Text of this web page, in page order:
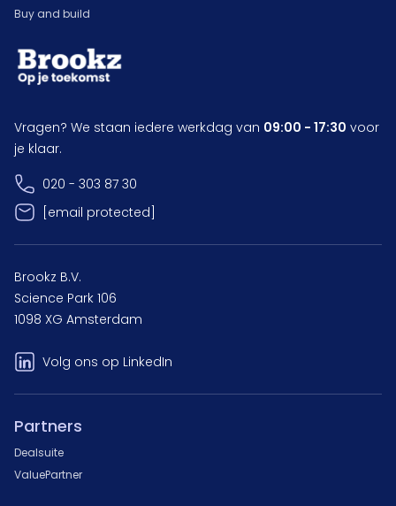
Buy and build
Vragen? We staan iedere werkdag van 09:00 - 17:30 voor
je klaar.
020 - 303 87 30
[email protected]
Brookz B.V.
Science Park 106
1098 XG Amsterdam
Volg ons op LinkedIn
Partners
Dealsuite
ValuePartner